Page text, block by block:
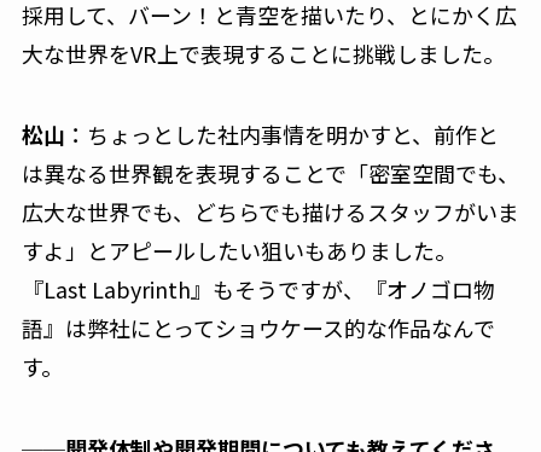
採用して、バーン！と青空を描いたり、とにかく広
大な世界をVR上で表現することに挑戦しました。
松山 ：ちょっとした社内事情を明かすと、前作と
は異なる世界観を表現することで「密室空間でも、
広大な世界でも、どちらでも描けるスタッフがいま
すよ」とアピールしたい狙いもありました。
『Last Labyrinth』もそうですが、『オノゴロ物
語』は弊社にとってショウケース的な作品なんで
す。